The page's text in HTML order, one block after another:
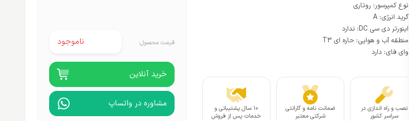
نوع کمپرسور: روتاری
گرید انرژی: A
اینورتر دی سی DC: ندارد
منطقه آب و هوایی: حاره ای T3
وای فای: دارد
نصب و راه اندازی در
سراسر کشور
ضمانت نامه و گارانتی
شرکتی معتبر
۱۰ سال پشتیبانی و
خدمات پس از فروش
قیمت محصول: ناموجود
خرید آنلاین
مشاوره در واتساپ